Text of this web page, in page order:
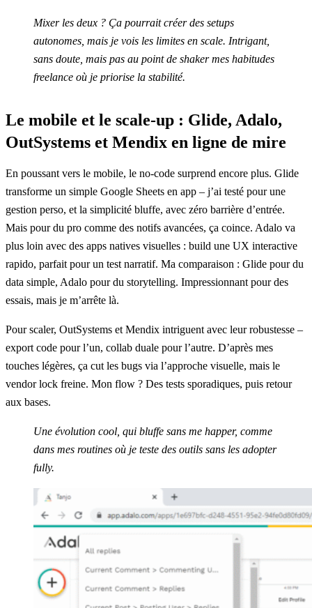
Mixer les deux ? Ça pourrait créer des setups
autonomes, mais je vois les limites en scale. Intrigant,
sans doute, mais pas au point de shaker mes habitudes
freelance où je priorise la stabilité.
Le mobile et le scale-up : Glide, Adalo,
OutSystems et Mendix en ligne de mire
En poussant vers le mobile, le no-code surprend encore plus. Glide
transforme un simple Google Sheets en app – j’ai testé pour une
gestion perso, et la simplicité bluffe, avec zéro barrière d’entrée.
Mais pour du pro comme des notifs avancées, ça coince. Adalo va
plus loin avec des apps natives visuelles : build une UX interactive
rapido, parfait pour un test narratif. Ma comparaison : Glide pour du
data simple, Adalo pour du storytelling. Impressionnant pour des
essais, mais je m’arrête là.
Pour scaler, OutSystems et Mendix intriguent avec leur robustesse –
export code pour l’un, collab duale pour l’autre. D’après mes
touches légères, ça cut les bugs via l’approche visuelle, mais le
vendor lock freine. Mon flow ? Des tests sporadiques, puis retour
aux bases.
Une évolution cool, qui bluffe sans me happer, comme
dans mes routines où je teste des outils sans les adopter
fully.